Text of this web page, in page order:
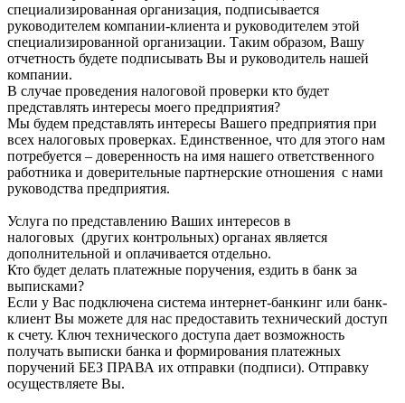
специализированная организация, подписывается
руководителем компании-клиента и руководителем этой
специализированной организации. Таким образом, Вашу
отчетность будете подписывать Вы и руководитель нашей
компании.
В случае проведения налоговой проверки кто будет
представлять интересы моего предприятия?
Мы будем представлять интересы Вашего предприятия при
всех налоговых проверках. Единственное, что для этого нам
потребуется – доверенность на имя нашего ответственного
работника и доверительные партнерские отношения с нами
руководства предприятия.
Услуга по представлению Ваших интересов в
налоговых (других контрольных) органах является
дополнительной и оплачивается отдельно.
Кто будет делать платежные поручения, ездить в банк за
выписками?
Если у Вас подключена система интернет-банкинг или банк-
клиент Вы можете для нас предоставить технический доступ
к счету. Ключ технического доступа дает возможность
получать выписки банка и формирования платежных
поручений БЕЗ ПРАВА их отправки (подписи). Отправку
осуществляете Вы.